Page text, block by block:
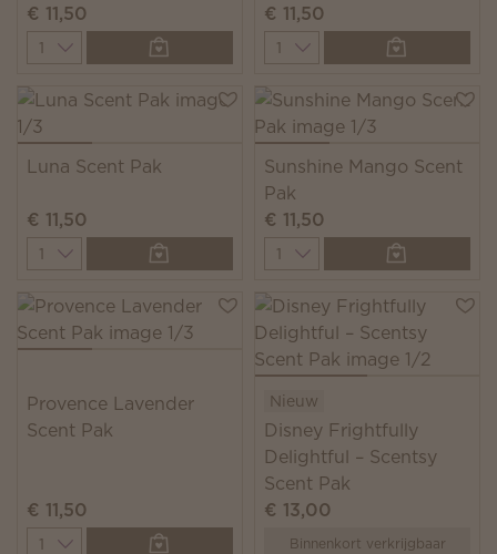
€ 11,50
Quantity
€ 11,50
Quantity
Luna Scent Pak
€ 11,50
Quantity
Sunshine Mango Scent
Pak
€ 11,50
Quantity
Provence Lavender
Scent Pak
€ 11,50
Quantity
Nieuw
Disney Frightfully
Delightful – Scentsy
Scent Pak
€ 13,00
Binnenkort verkrijgbaar